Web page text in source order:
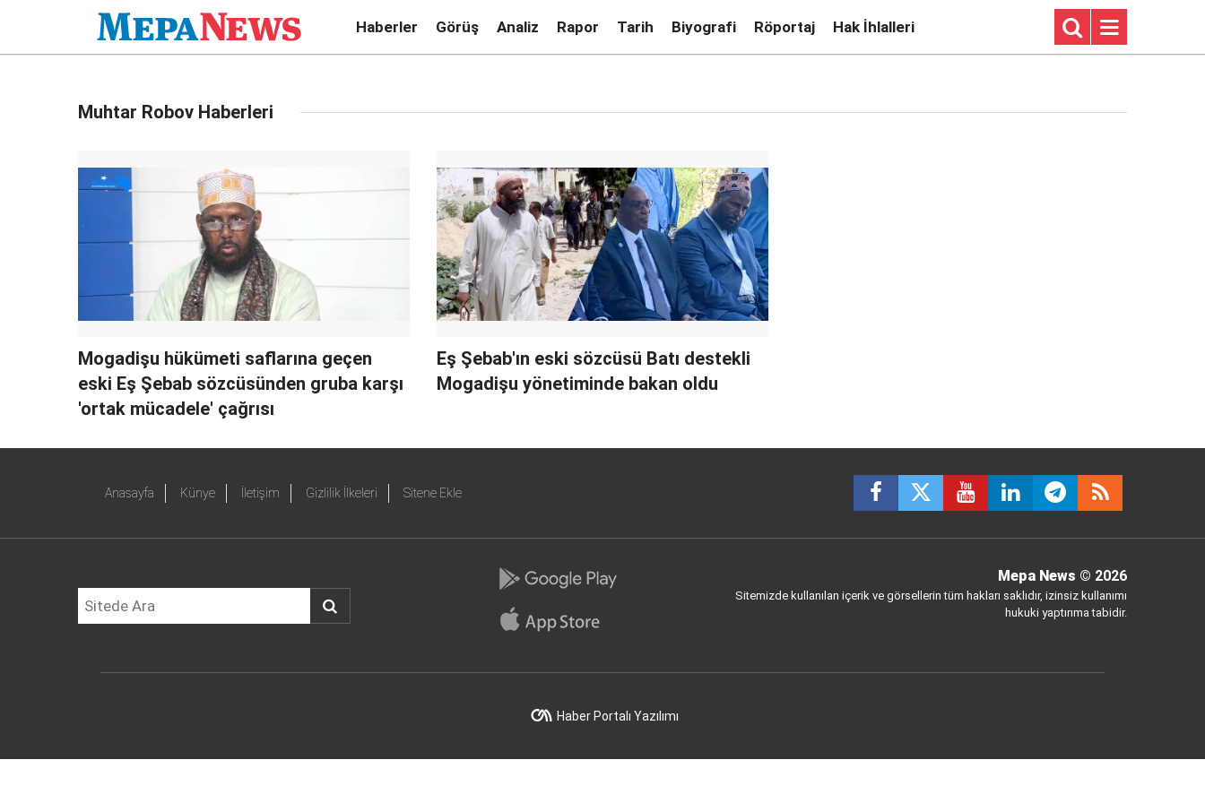
Haberler Görüş Analiz Rapor Tarih Biyografi Röportaj Hak İhlalleri
Muhtar Robov Haberleri
Mogadişu hükümeti saflarına geçen
eski Eş Şebab sözcüsünden gruba karşı
'ortak mücadele' çağrısı
Eş Şebab'ın eski sözcüsü Batı destekli
Mogadişu yönetiminde bakan oldu
Anasayfa Künye İletişim Gizlilik İlkeleri Sitene Ekle
Mepa News © 2026
Sitemizde kullanılan içerik ve görsellerin tüm hakları saklıdır, izinsiz kullanımı
hukuki yaptırıma tabidir.
Haber Portalı Yazılımı